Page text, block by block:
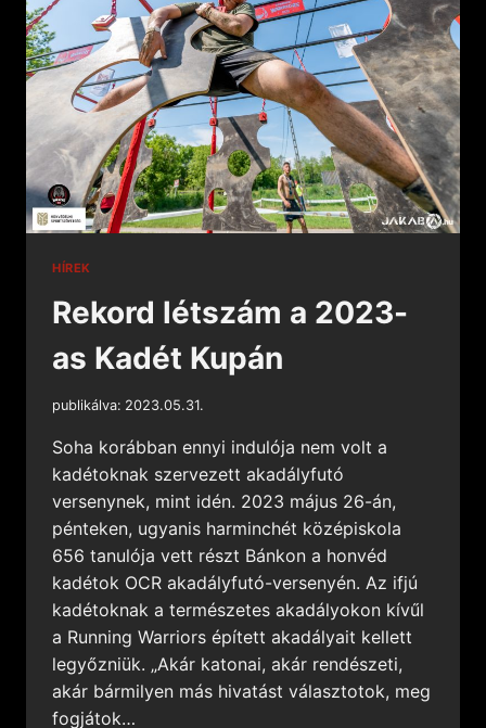
HÍREK
Rekord létszám a 2023-
as Kadét Kupán
publikálva: 2023.05.31.
Soha korábban ennyi indulója nem volt a
kadétoknak szervezett akadályfutó
versenynek, mint idén. 2023 május 26-án,
pénteken, ugyanis harminchét középiskola
656 tanulója vett részt Bánkon a honvéd
kadétok OCR akadályfutó-versenyén. Az ifjú
kadétoknak a természetes akadályokon kívűl
a Running Warriors épített akadályait kellett
legyőzniük. „Akár katonai, akár rendészeti,
akár bármilyen más hivatást választotok, meg
fogjátok…